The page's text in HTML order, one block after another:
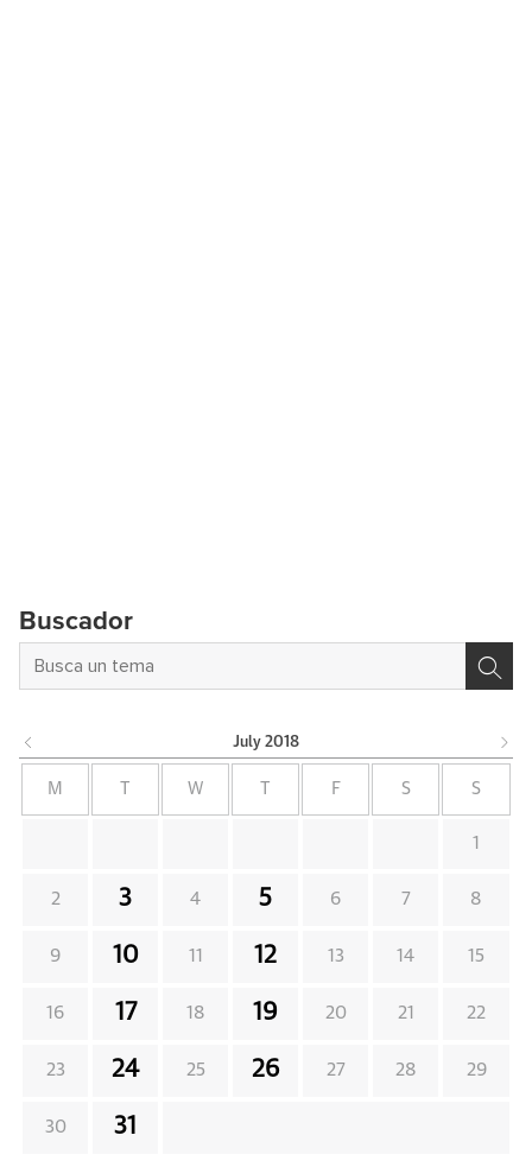
Buscador
July 2018
M W F S S
1
2 3 4 5 6 7 8
9 10 11 12 13 14 15
16 17 18 19 20 21 22
23 24 25 26 27 28 29
30 31